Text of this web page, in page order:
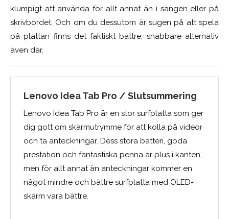
klumpigt att använda för allt annat än i sängen eller på
skrivbordet. Och om du dessutom är sugen på att spela
på plattan finns det faktiskt bättre, snabbare alternativ
även där.
Lenovo Idea Tab Pro / Slutsummering
Lenovo Idea Tab Pro är en stor surfplatta som ger
dig gott om skärmutrymme för att kolla på videor
och ta anteckningar. Dess stora batteri, goda
prestation och fantastiska penna är plus i kanten,
men för allt annat än anteckningar kommer en
något mindre och bättre surfplatta med OLED-
skärm vara bättre.